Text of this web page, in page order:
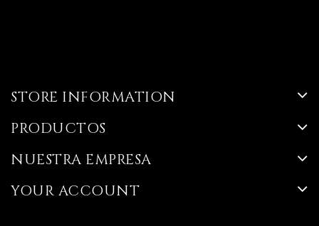
STORE INFORMATION
PRODUCTOS
NUESTRA EMPRESA
YOUR ACCOUNT